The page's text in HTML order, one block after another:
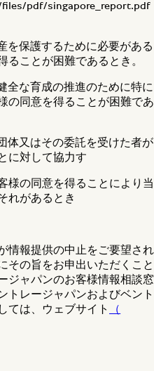
pdf/singapore_report.pdf
保護するために必要がある
ることが困難であるとき。
な育成の推進のために特に
の同意を得ることが困難であ
又はその委託を受けた者が
に対して協力す
様の同意を得ることにより当
れがあるとき
情報提供の中止をご要望され
その旨をお申出いただくこと
ジャパンのお客様情報相談窓
トレージャパンおよびベント
ては、ウェブサイト
（